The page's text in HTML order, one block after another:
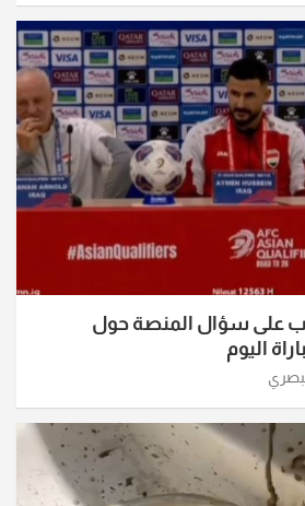
على سؤال المنصة حول
اليوم